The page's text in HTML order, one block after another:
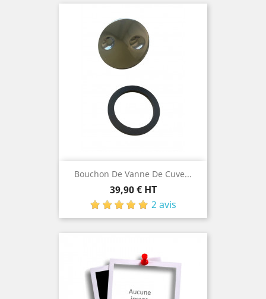
Bouchon De Vanne De Cuve...
Prix
39,90 € HT
2 avis